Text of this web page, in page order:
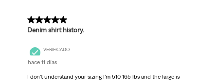
5 de 5 estrellas.
Denim shirt history.
VERIFICADO
hace 11 días
I don’t understand your sizing I’m 510 165 lbs and the large is